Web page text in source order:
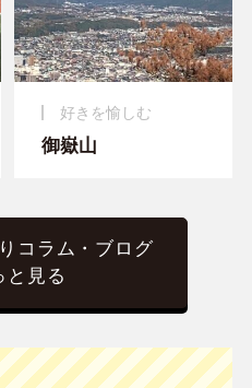
好きを愉しむ
御嶽山
コラム・ブログ
と見る